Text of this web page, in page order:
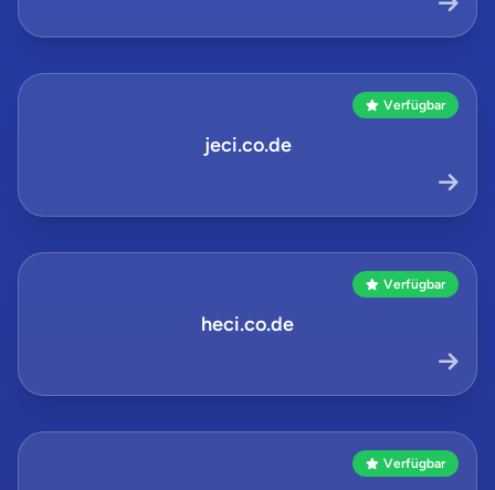
Verfügbar
jeci.co.de
Verfügbar
heci.co.de
Verfügbar